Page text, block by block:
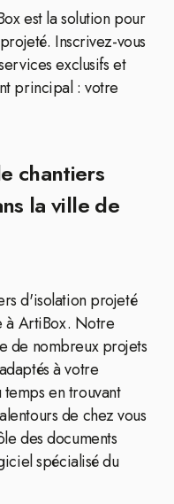
est la solution pour
Inscrivez-vous
exclusifs et
principal : votre
chantiers
la ville de
d'isolation projeté
à ArtiBox. Notre
de nombreux projets
à votre
en trouvant
de chez vous
des documents
spécialisé du